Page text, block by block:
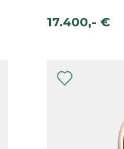
17.400,- €